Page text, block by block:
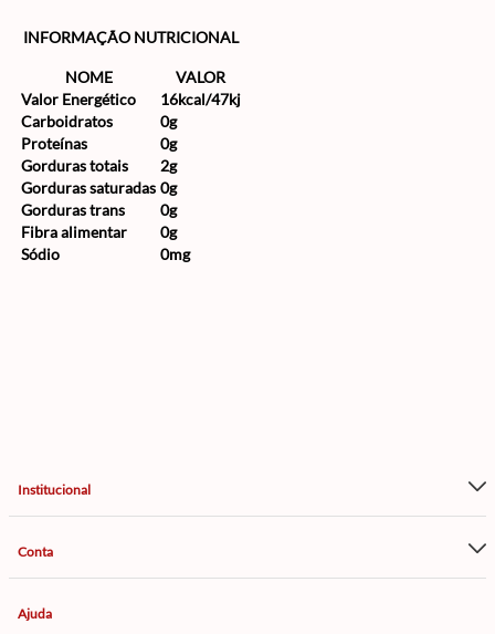
INFORMAÇÃO NUTRICIONAL
NOME
VALOR
Valor Energético
16kcal/47kj
Carboidratos
0g
Proteínas
0g
Gorduras totais
2g
Gorduras saturadas 0g
Gorduras trans
0g
Fibra alimentar
0g
Sódio
0mg
Institucional
Conta
Ajuda